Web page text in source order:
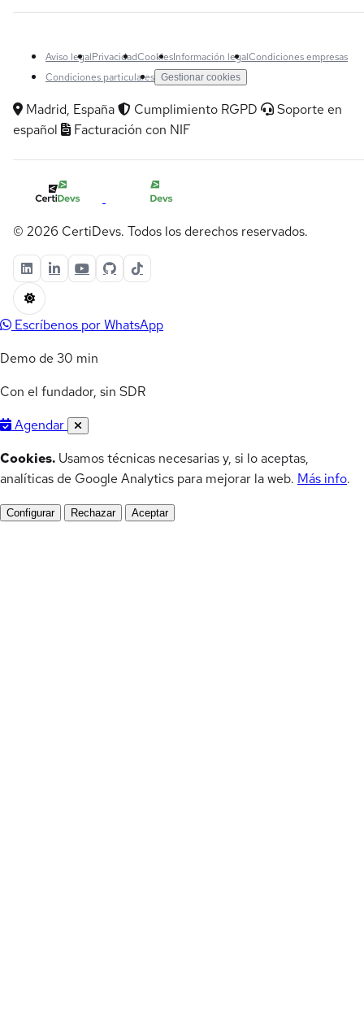
Aviso legalPrivacidadCookiesInformación legalCondiciones empresas
Condiciones particulares Gestionar cookies
Madrid, España Cumplimiento RGPD
Soporte en
español
Facturación con NIF
© 2026 CertiDevs. Todos los derechos reservados.
Escríbenos por WhatsApp
Demo de 30 min
Con el fundador, sin SDR
Agendar
Cookies. Usamos técnicas necesarias y, si lo aceptas,
analíticas de Google Analytics para mejorar la web. Más info.
Configurar Rechazar Aceptar